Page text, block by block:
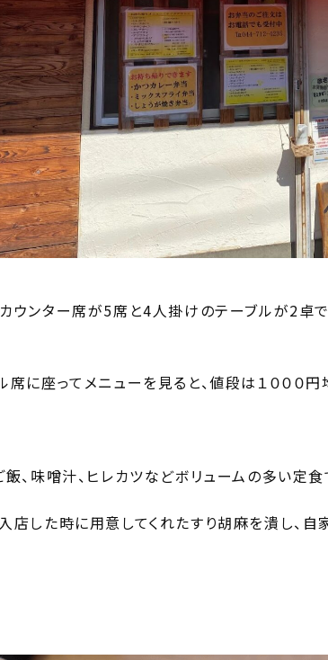
ウンター席が5席と4人掛けのテーブルが2卓
席に座ってメニューを見ると、値段は１０００
飯、味噌汁、ヒレカツなどボリュームの多い定
店した時に用意してくれたすり胡麻を潰し、自